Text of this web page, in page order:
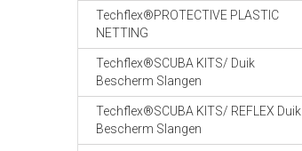
Techflex®PROTECTIVE PLASTIC
NETTING
Techflex®SCUBA KITS/ Duik
Bescherm Slangen
Techflex®SCUBA KITS/ REFLEX Duik
Bescherm Slangen